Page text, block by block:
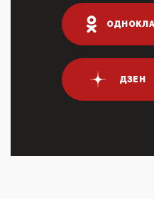
крупных банках по
млрд руб. ...
03:01, 10 Апреля 2026
что союзники просили
энергети...
01:54, 10 Апреля 2026
ДЗЕН